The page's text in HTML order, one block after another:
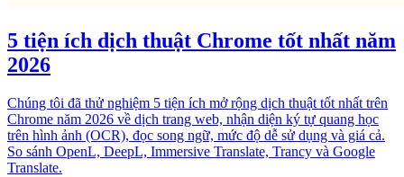
5 tiện ích dịch thuật Chrome tốt nhất năm
2026
Chúng tôi đã thử nghiệm 5 tiện ích mở rộng dịch thuật tốt nhất trên
Chrome năm 2026 về dịch trang web, nhận diện ký tự quang học
trên hình ảnh (OCR), đọc song ngữ, mức độ dễ sử dụng và giá cả.
So sánh OpenL, DeepL, Immersive Translate, Trancy và Google
Translate.